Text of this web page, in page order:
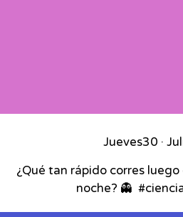
Jueves30 ·
¿Qué tan rápido corres
noche? 👻⁣